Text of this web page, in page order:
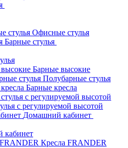
Офисные стулья
Барные стулья
Барные высокие
Полубарные стулья
Барные кресла
с регулируемой высотой
Домашний кабинет
кабинет
Кресла FRANDER